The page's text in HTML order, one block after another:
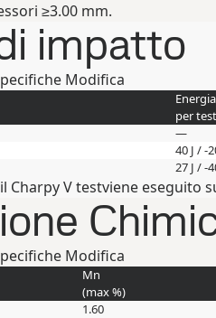
≥3.00 mm.
impatto
Modifica
per
—
40 J / -
27 J / -
Charpy V testviene
Modifica
Mn
(max%)
1.60